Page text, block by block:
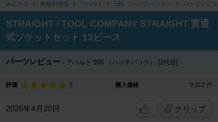
みんカラ 車種別情報 アバルト 595 （ハッチバック） パーツレビ
STRAIGHT / TOOL COMPANY STRAIGHT 貫通
式ソケットセット 13ピース
パーツレビュー アバルト 595 （ハッチバック） [2代目]
評価 5 購入価格 3,312 円
2026年4月20日 クリップ